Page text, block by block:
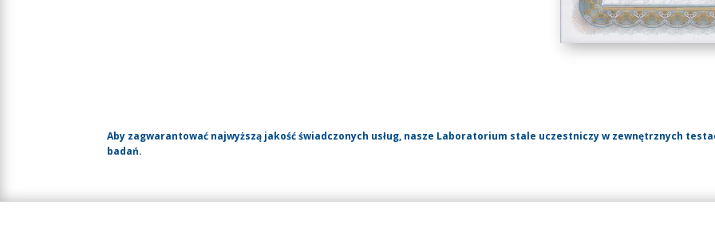
Aby zagwarantować najwyższą jakość świadczonych usług, nasze Laboratorium stale uczestniczy w zewnętrznych
badań.